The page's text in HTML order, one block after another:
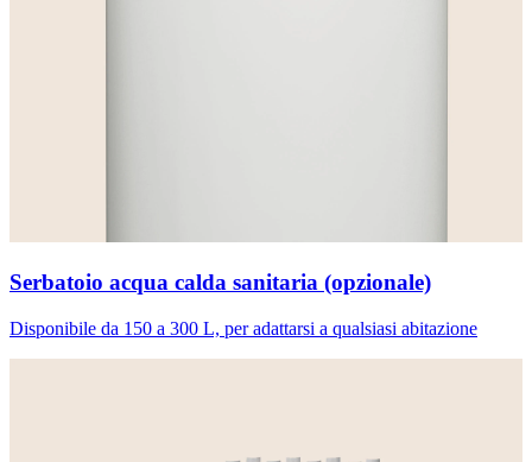
Serbatoio acqua calda sanitaria (opzionale)
Disponibile da 150 a 300 L, per adattarsi a qualsiasi abitazione